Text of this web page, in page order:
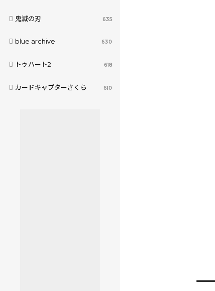
鬼滅の刃 635
blue archive 630
トゥハート2 618
カードキャプターさくら 610